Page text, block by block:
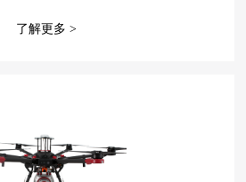
了解更多 >